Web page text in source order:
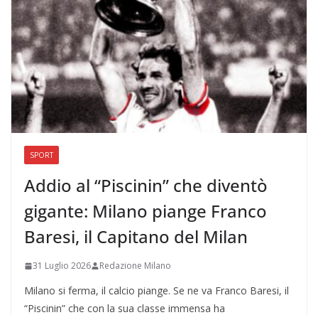
SPORT
Addio al “Piscinin” che diventò
gigante: Milano piange Franco
Baresi, il Capitano del Milan
31 Luglio 2026 Redazione Milano
Milano si ferma, il calcio piange. Se ne va Franco Baresi, il
“Piscinin” che con la sua classe immensa ha